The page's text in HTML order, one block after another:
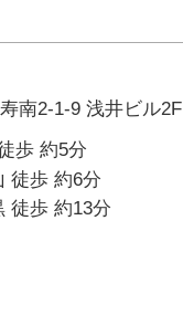
南2-1-9 浅井ビル2F
歩 約5分
徒歩 約6分
徒歩 約13分